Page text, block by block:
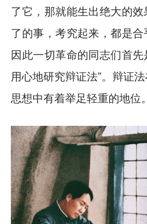
了它，那就能生出绝大的
了的事，考究起来，都是合
因此一切革命的同志们首
用心地研究辩证法”。辩证
思想中有着举足轻重的地位。